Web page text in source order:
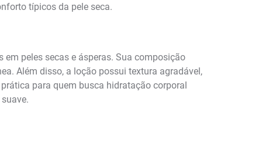
típicos da pele seca.
peles secas e ásperas. Sua composição
Além disso, a loção possui textura agradável,
para quem busca hidratação corporal